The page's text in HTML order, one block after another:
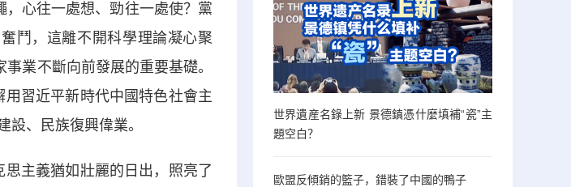
心往一處想、勁往一處使？黨
鬥，這離不開科學理論凝心聚
業不斷向前發展的重要基礎。
習近平新時代中國特色社會主
設、民族復興偉業。
主義猶如壯麗的日出，照亮了
世界遺産名錄上新 景德鎮憑什麼填補“瓷”主
題空白？
歐盟反傾銷的籃子，錯裝了中國的鴨子